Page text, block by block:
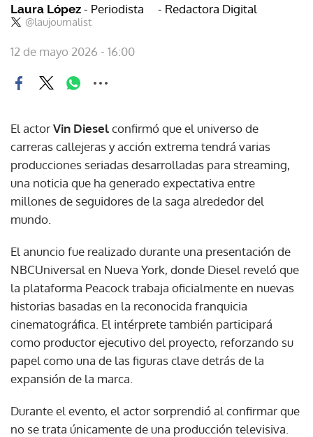
Laura López - Periodista
@laujournalist
- Redactora Digital
12 de mayo 2026 - 16:00
El actorVin Dieselconfirmó que el universo de
carreras callejeras y acción extrema tendrá varias
producciones seriadas desarrolladas para streaming,
una noticia que ha generado expectativa entre
millones de seguidores de la saga alrededor del
mundo.
El anuncio fue realizado durante una presentación de
NBCUniversal en Nueva York, donde Diesel reveló que
la plataforma Peacock trabaja oficialmente en nuevas
historias basadas en la reconocida franquicia
cinematográfica. El intérprete también participará
como productor ejecutivo del proyecto, reforzando su
papel como una de las figuras clave detrás de la
expansión de la marca.
Durante el evento, el actor sorprendió al confirmar que
no se trata únicamente de una producción televisiva.